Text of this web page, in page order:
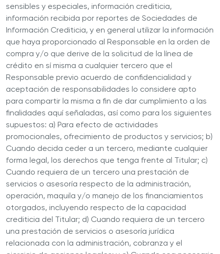
sensibles y especiales, información crediticia,
información recibida por reportes de Sociedades de
Información Crediticia, y en general utilizar la información
que haya proporcionado al Responsable en la orden de
compra y/o que derive de la solicitud de la línea de
crédito en sí misma a cualquier tercero que el
Responsable previo acuerdo de confidencialidad y
aceptación de responsabilidades lo considere apto
para compartir la misma a fin de dar cumplimiento a las
finalidades aquí señaladas, así como para los siguientes
supuestos: a) Para efecto de actividades
promocionales, ofrecimiento de productos y servicios; b)
Cuando decida ceder a un tercero, mediante cualquier
forma legal, los derechos que tenga frente al Titular; c)
Cuando requiera de un tercero una prestación de
servicios o asesoría respecto de la administración,
operación, maquila y/o manejo de los financiamientos
otorgados, incluyendo respecto de la capacidad
crediticia del Titular; d) Cuando requiera de un tercero
una prestación de servicios o asesoría jurídica
relacionada con la administración, cobranza y el